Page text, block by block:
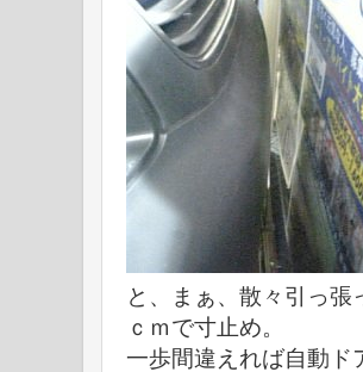
と、まぁ、散々引っ
ｃｍで寸止め。
一歩間違えれば自動ド